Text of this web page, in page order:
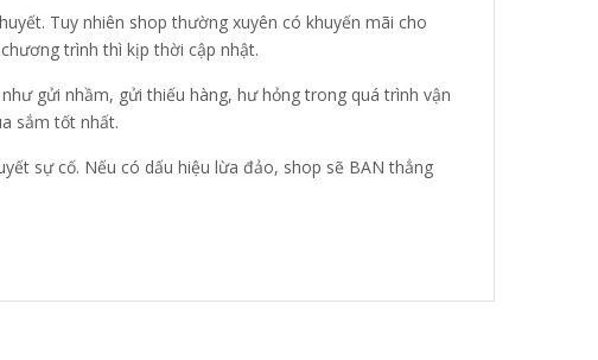
Tuy nhiên shop thường xuyên có khuyến mãi cho
trình thì kịp thời cập nhật.
gửi nhầm, gửi thiếu hàng, hư hỏng trong quá trình vận
sắm tốt nhất.
sự cố. Nếu có dấu hiệu lừa đảo, shop sẽ BAN thẳng